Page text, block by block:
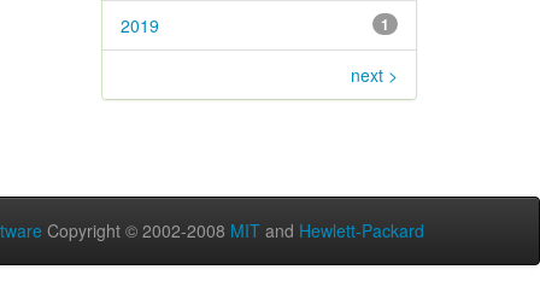
1
2019
next >
Copyright © 2002-2008 MIT and Hewlett-Packard